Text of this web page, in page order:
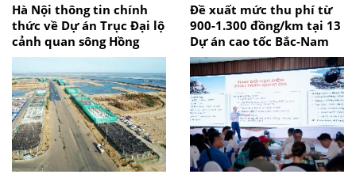
Hà Nội thông tin chính
thức về Dự án Trục Đại lộ
cảnh quan sông Hồng
Đề xuất mức thu phí từ
900-1.300 đồng/km tại 13
Dự án cao tốc Bắc-Nam